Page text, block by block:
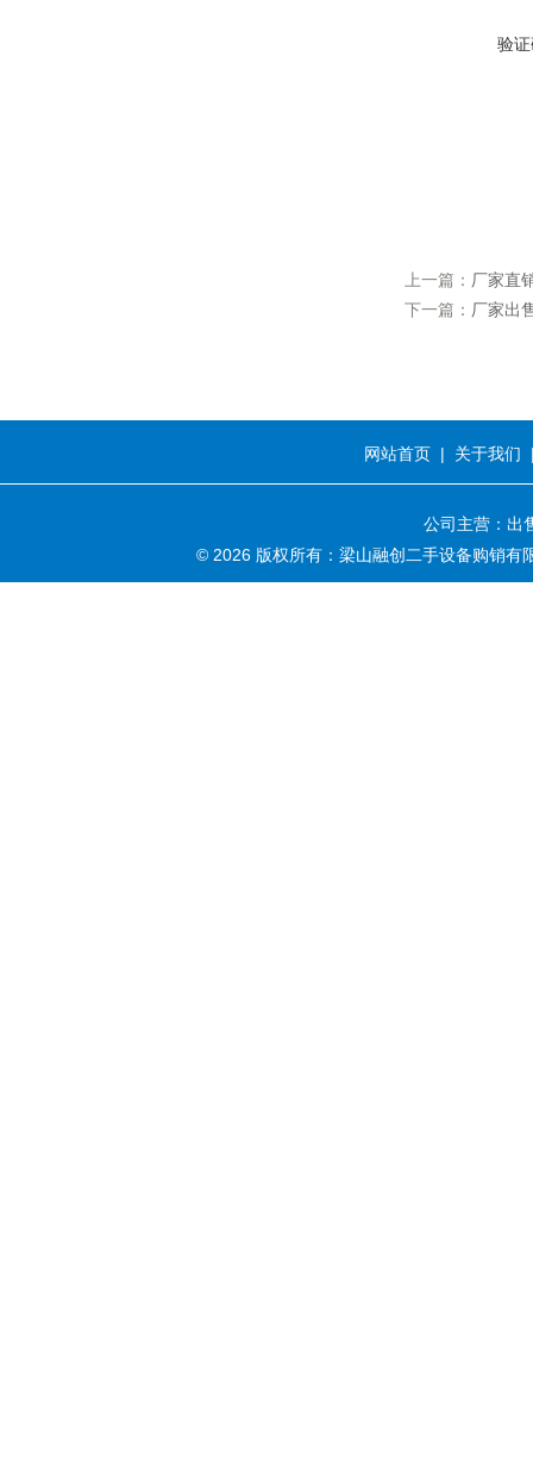
验
上一篇： 厂家直
下一篇： 厂家出
网站首页 | 关于我们
公司主营：出
© 2026 版权所有：梁山融创二手设备购销